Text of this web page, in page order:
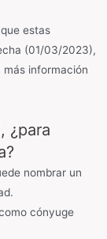
estas
(01/03/2023),
información
¿para
nombrar un
cónyuge